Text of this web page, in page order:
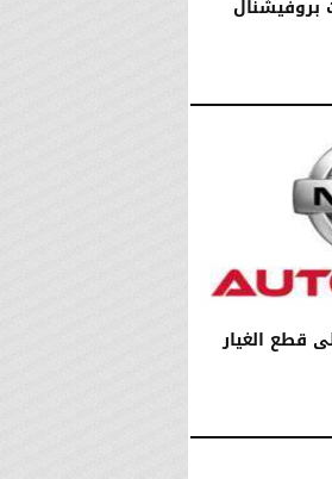
بروفيشنال
تقدم خصم 10% على قطع الغيار